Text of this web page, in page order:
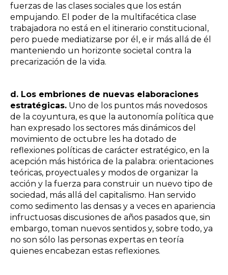
fuerzas de las clases sociales que los están
empujando. El poder de la multifacética clase
trabajadora no está en el itinerario constitucional,
pero puede mediatizarse por él, e ir más allá de él
manteniendo un horizonte societal contra la
precarización de la vida.
d. Los embriones de nuevas elaboraciones
estratégicas. Uno de los puntos más novedosos
de la coyuntura, es que la autonomía política que
han expresado los sectores más dinámicos del
movimiento de octubre les ha dotado de
reflexiones políticas de carácter estratégico, en la
acepción más histórica de la palabra: orientaciones
teóricas, proyectuales y modos de organizar la
acción y la fuerza para construir un nuevo tipo de
sociedad, más allá del capitalismo. Han servido
como sedimento las densas y a veces en apariencia
infructuosas discusiones de años pasados que, sin
embargo, toman nuevos sentidos y, sobre todo, ya
no son sólo las personas expertas en teoría
quienes encabezan estas reflexiones.